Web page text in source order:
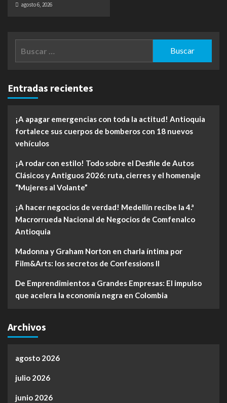
agosto 6, 2026
Entradas recientes
¡A apagar emergencias con toda la actitud! Antioquia
fortalece sus cuerpos de bomberos con 18 nuevos
vehículos
¡A rodar con estilo! Todo sobre el Desfile de Autos
Clásicos y Antiguos 2026: ruta, cierres y el homenaje
“Mujeres al Volante”
¡A hacer negocios de verdad! Medellín recibe la 4.ª
Macrorrueda Nacional de Negocios de Comfenalco
Antioquia
Madonna y Graham Norton en charla íntima por
Film&Arts: los secretos de Confessions II
De Emprendimientos a Grandes Empresas: El impulso
que acelera la economía negra en Colombia
Archivos
agosto 2026
julio 2026
junio 2026